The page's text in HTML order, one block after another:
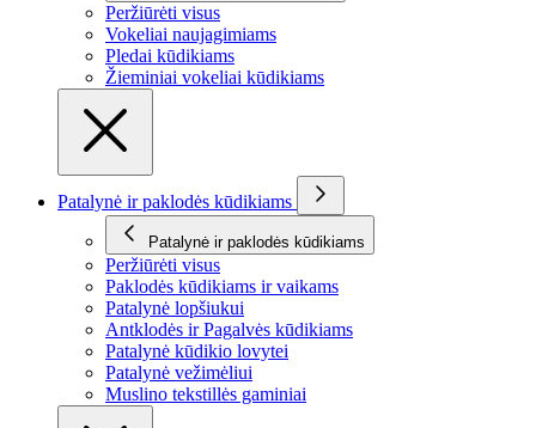
Peržiūrėti visus
Vokeliai naujagimiams
Pledai kūdikiams
Žieminiai vokeliai kūdikiams
Patalynė ir paklodės kūdikiams
Patalynė ir paklodės kūdikiams
Peržiūrėti visus
Paklodės kūdikiams ir vaikams
Patalynė lopšiukui
Antklodės ir Pagalvės kūdikiams
Patalynė kūdikio lovytei
Patalynė vežimėliui
Muslino tekstillės gaminiai